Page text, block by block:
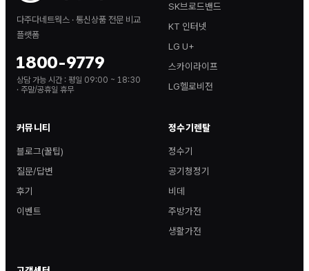
다주다네트웍스 · 통신상품 전문 비교
플랫폼
1800-9779
상담 가능 시간 : 평일 09:00 ~ 18:30
· 주말/공휴일 휴무
SK브로드밴드
KT 인터넷
LG U+
스카이라이프
LG헬로비전
커뮤니티
블로그(꿀팁)
질문/답변
후기
이벤트
정수기렌탈
정수기
공기청정기
비데
주방가전
생활가전